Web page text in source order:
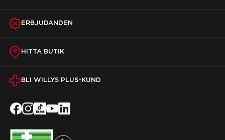
ERBJUDANDEN
HITTA BUTIK
BLI WILLYS PLUS-KUND